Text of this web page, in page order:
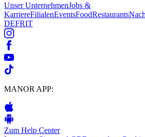
Unser UnternehmenJobs &
KarriereFilialenEventsFoodRestaurants
DEFRIT
MANOR APP:
Zum Help Center